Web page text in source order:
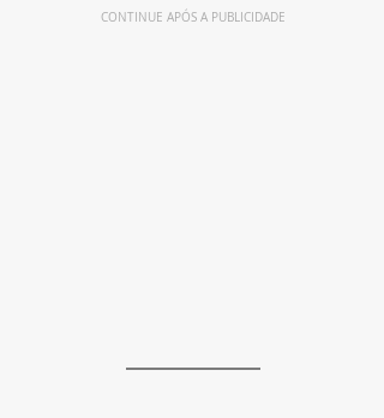
CONTINUE APÓS A PUBLICIDADE